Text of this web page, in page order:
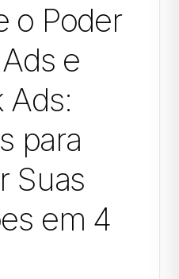
o Poder
e
Ads:
para
Suas
em 4